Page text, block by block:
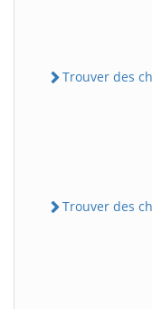
Trouver des
Trouver des